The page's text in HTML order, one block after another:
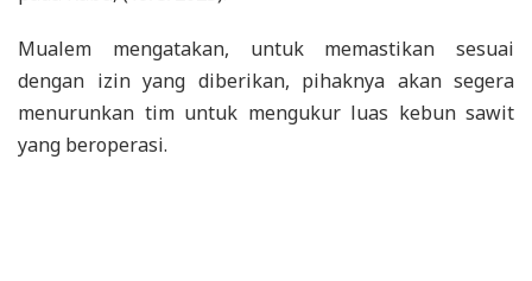
Mualem mengatakan, untuk memastikan sesuai
dengan izin yang diberikan, pihaknya akan segera
menurunkan tim untuk mengukur luas kebun sawit
yang beroperasi.